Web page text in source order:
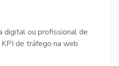
direção que
empresa. Os
digital ou profissional de
de tráfego na web